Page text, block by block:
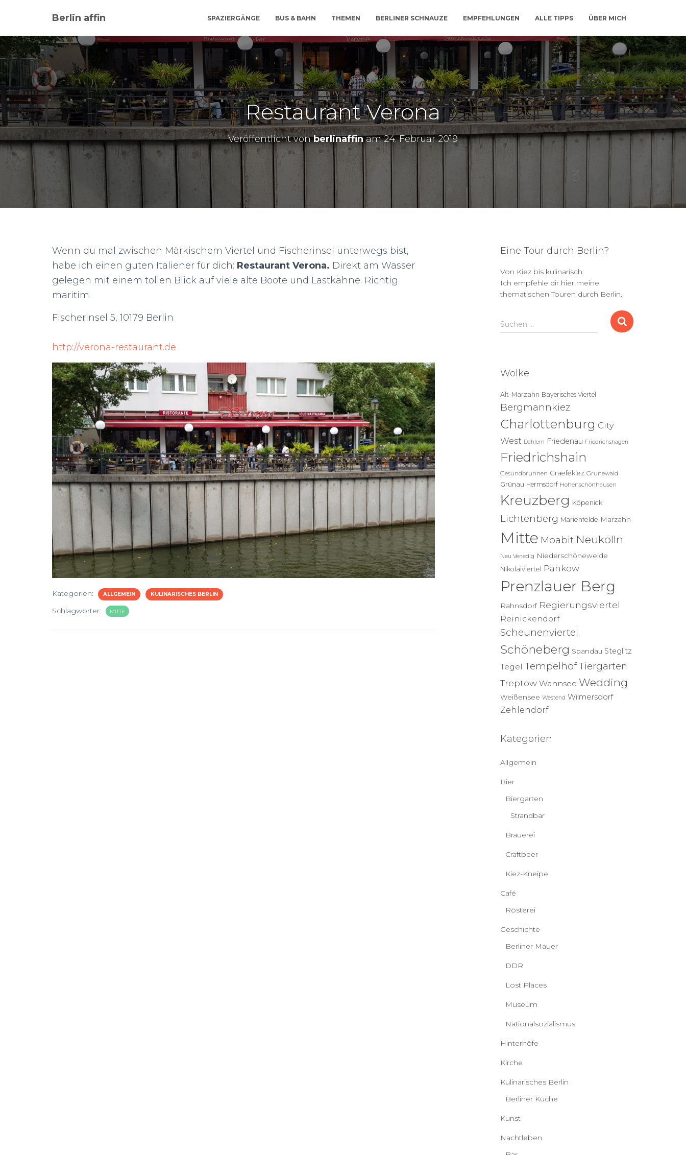
Berlin affin SPAZIERGÄNGE BUS & BAHN THEMEN BERLINER SCHNAUZE EMPFEHLUNGEN ALLE TIPPS ÜBER MICH
Restaurant Verona
Veröffentlicht vonberlinaffinam24. Februar 2019
Wenn du mal zwischen Märkischem Viertel und Fischerinsel unterwegs bist,
habe ich einen guten Italiener für dich: Restaurant Verona. Direkt am Wasser
gelegen mit einem tollen Blick auf viele alte Boote und Lastkähne. Richtig
maritim.
Fischerinsel 5, 10179 Berlin
http://verona-restaurant.de
Kategorien: ALLGEMEIN KULINARISCHES BERLIN
Schlagwörter: MITTE
Eine Tour durch Berlin?
Von Kiez bis kulinarisch:
Ich empfehle dir hier meine
thematischen Touren durch Berlin.
S
u
n
a
c
h
Suchen …
Wolke
Alt-Marzahn Bayerisches Viertel
Bergmannkiez
Charlottenburg City
West Dahlem Friedenau Friedrichshagen
Friedrichshain
Gesundbrunnen Graefekiez Grunewald
Grünau Hermsdorf Hohenschönhausen
Kreuzberg Köpenick
Lichtenberg Marienfelde Marzahn
Mitte Moabit Neukölln
Neu Venedig Niederschöneweide
Nikolaiviertel Pankow
Prenzlauer Berg
Rahnsdorf Regierungsviertel
Reinickendorf
Scheunenviertel
Schöneberg Spandau Steglitz
Tegel Tempelhof Tiergarten
Treptow Wannsee Wedding
Weißensee Westend Wilmersdorf
Zehlendorf
Kategorien
Allgemein
Bier
Biergarten
Strandbar
Brauerei
Craftbeer
Kiez-Kneipe
Café
Rösterei
Geschichte
Berliner Mauer
DDR
Lost Places
Museum
Nationalsozialismus
Hinterhöfe
Kirche
Kulinarisches Berlin
Berliner Küche
Kunst
Nachtleben